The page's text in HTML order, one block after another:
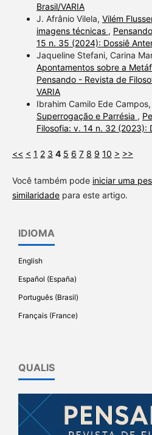
Brasil/VARIA
J. Afrânio Vilela, Vilém
imagens técnicas ,
15 n. 35 (2024): Dossiê
Jaqueline Stefani, Carina
Apontamentos sobre a
Pensando - Revista de
VARIA
Ibrahim Camilo Ede
Superrogação e Parrésia ,
Filosofia: v. 14 n. 32 (2023):
<< < 1 2 3 4 5 6 7 8 9 10 > >>
Você também pode iniciar uma
similaridadepara este artigo.
IDIOMA
English
Español (España)
Português (Brasil)
Français (France)
QUALIS